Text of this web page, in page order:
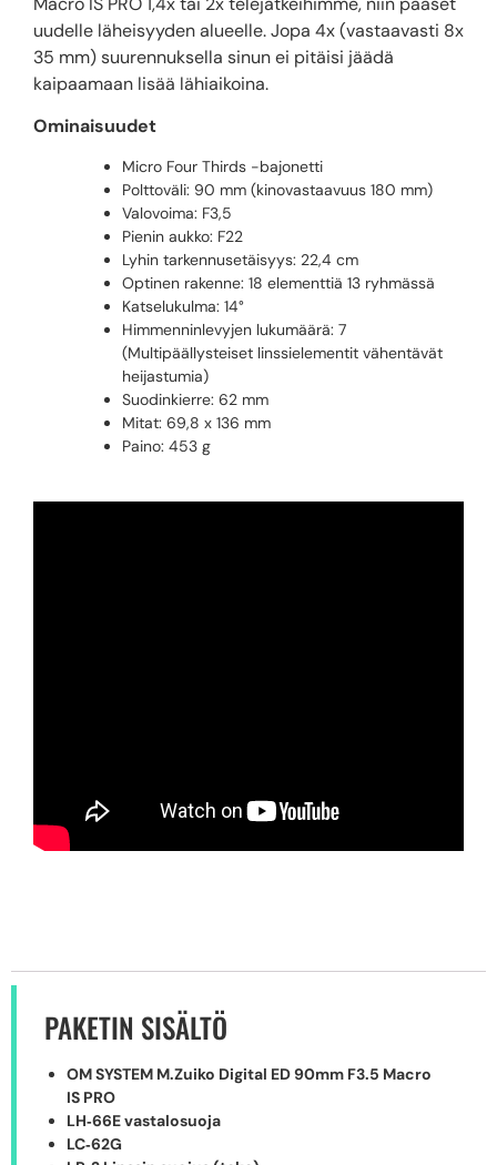
uudelle läheisyyden alueelle. Jopa 4x (vastaavasti 8x
35 mm) suurennuksella sinun ei pitäisi jäädä
kaipaamaan lisää lähiaikoina.
Ominaisuudet
Micro Four Thirds -bajonetti
Polttoväli: 90 mm (kinovastaavuus 180 mm)
Valovoima: F3,5
Pienin aukko: F22
Lyhin tarkennusetäisyys: 22,4 cm
Optinen rakenne: 18 elementtiä 13 ryhmässä
Katselukulma: 14°
Himmenninlevyjen lukumäärä: 7
(Multipäällysteiset linssielementit vähentävät
heijastumia)
Suodinkierre: 62 mm
Mitat: 69,8 x 136 mm
Paino: 453 g
PAKETIN SISÄLTÖ
OM SYSTEM M.Zuiko Digital ED 90mm F3.5 Macro
IS PRO
LH‑66E vastalosuoja
LC‑62G